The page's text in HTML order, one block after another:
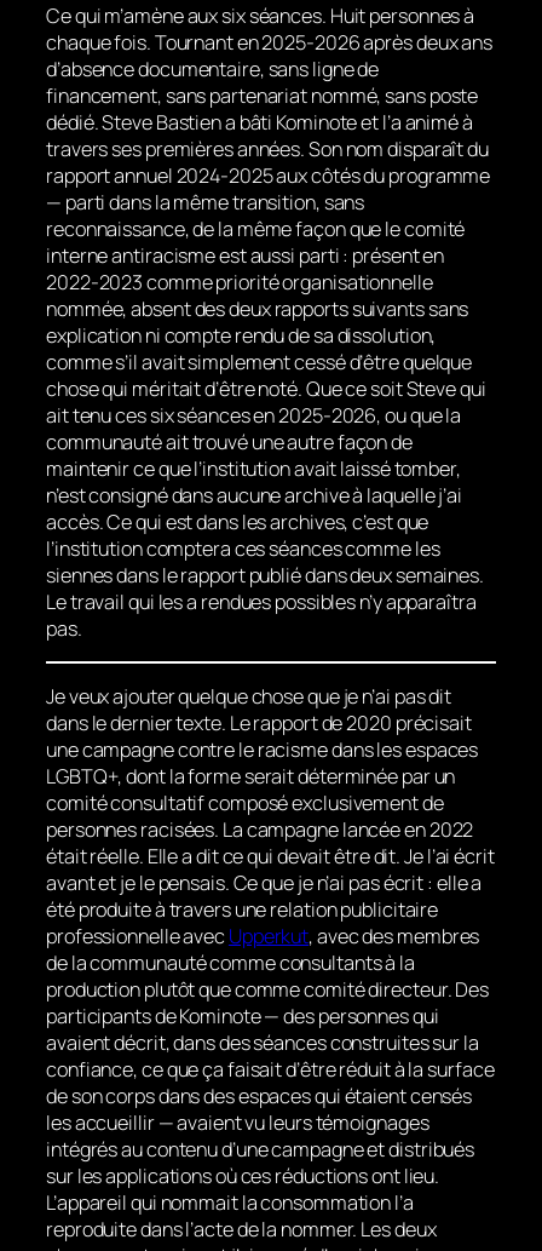
Ce qui m’amène aux six séances. Huit personnes à
chaque fois. Tournant en 2025-2026 après deux ans
d’absence documentaire, sans ligne de
financement, sans partenariat nommé, sans poste
dédié. Steve Bastien a bâti Kominote et l’a animé à
travers ses premières années. Son nom disparaît du
rapport annuel 2024-2025 aux côtés du programme
— parti dans la même transition, sans
reconnaissance, de la même façon que le comité
interne antiracisme est aussi parti : présent en
2022-2023 comme priorité organisationnelle
nommée, absent des deux rapports suivants sans
explication ni compte rendu de sa dissolution,
comme s’il avait simplement cessé d’être quelque
chose qui méritait d’être noté. Que ce soit Steve qui
ait tenu ces six séances en 2025-2026, ou que la
communauté ait trouvé une autre façon de
maintenir ce que l’institution avait laissé tomber,
n’est consigné dans aucune archive à laquelle j’ai
accès. Ce qui est dans les archives, c’est que
l’institution comptera ces séances comme les
siennes dans le rapport publié dans deux semaines.
Le travail qui les a rendues possibles n’y apparaîtra
pas.
Je veux ajouter quelque chose que je n’ai pas dit
dans le dernier texte. Le rapport de 2020 précisait
une campagne contre le racisme dans les espaces
LGBTQ+, dont la forme serait déterminée par un
comité consultatif composé exclusivement de
personnes racisées. La campagne lancée en 2022
était réelle. Elle a dit ce qui devait être dit. Je l’ai écrit
avant et je le pensais. Ce que je n’ai pas écrit : elle a
été produite à travers une relation publicitaire
professionnelle avec Upperkut, avec des membres
de la communauté comme consultants à la
production plutôt que comme comité directeur. Des
participants de Kominote — des personnes qui
avaient décrit, dans des séances construites sur la
confiance, ce que ça faisait d’être réduit à la surface
de son corps dans des espaces qui étaient censés
les accueillir — avaient vu leurs témoignages
intégrés au contenu d’une campagne et distribués
sur les applications où ces réductions ont lieu.
L’appareil qui nommait la consommation l’a
reproduite dans l’acte de la nommer. Les deux